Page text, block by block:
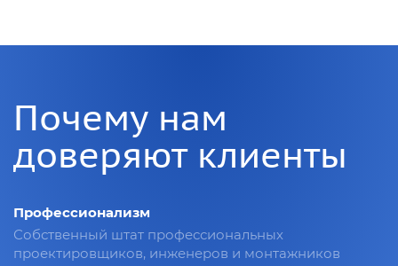
Почему нам
доверяют клиенты
Профессионализм
Собственный штат профессиональных
проектировщиков, инженеров и монтажников